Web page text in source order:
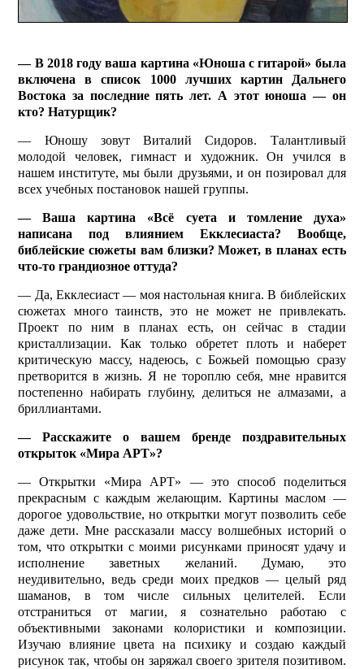
— В 2018 году ваша картина «Юноша с гитарой» была
включена в список 1000 лучших картин Дальнего
Востока за последние пять лет. А этот юноша — он
кто? Натурщик?
— Юношу зовут Виталий Сидоров. Талантливый
молодой человек, гимнаст и художник. Он учился в
нашем институте, мы были друзьями, и он позировал для
всех учебных постановок нашей группы.
— Ваша картина «Всё суета и томление духа»
написана под влиянием Екклесиаста? Вообще,
библейские сюжеты вам близки? Может, в планах есть
что-то грандиозное оттуда?
— Да, Екклесиаст — моя настольная книга. В библейских
сюжетах много таинств, это не может не привлекать.
Проект по ним в планах есть, он сейчас в стадии
кристаллизации. Как только обретет плоть и наберет
критическую массу, надеюсь, с Божьей помощью сразу
претворится в жизнь. Я не тороплю себя, мне нравится
постепенно набирать глубину, делиться не алмазами, а
бриллиантами.
— Расскажите о вашем бренде поздравительных
открыток «Мира АРТ»?
— Открытки «Мира АРТ» — это способ поделиться
прекрасным с каждым желающим. Картины маслом —
дорогое удовольствие, но открытки могут позволить себе
даже дети. Мне рассказали массу волшебных историй о
том, что открытки с моими рисунками приносят удачу и
исполнение заветных желаний. Думаю, это
неудивительно, ведь среди моих предков — целый ряд
шаманов, в том числе сильных целителей. Если
отстраниться от магии, я сознательно работаю с
объективными законами колористики и композиции.
Изучаю влияние цвета на психику и создаю каждый
рисунок так, чтобы он заряжал своего зрителя позитивом.